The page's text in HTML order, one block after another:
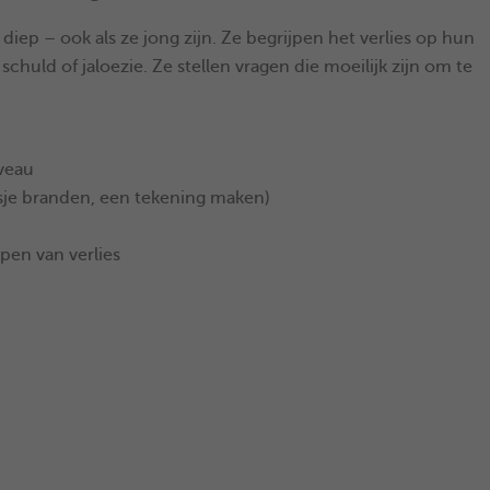
– ook als ze jong zijn. Ze begrijpen het verlies op hun
of jaloezie. Ze stellen vragen die moeilijk zijn om te
branden, een tekening maken)
van verlies